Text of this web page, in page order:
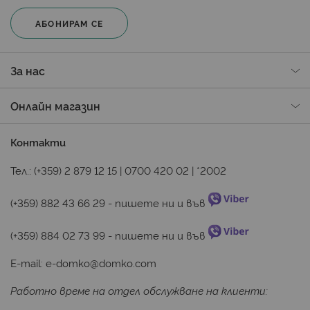
АБОНИРАМ СЕ
За нас
Онлайн магазин
Контакти
Тел.: (+359) 2 879 12 15 | 0700 420 02 | *2002
(+359) 882 43 66 29 - пишете ни и във
(+359) 884 02 73 99 - пишете ни и във
E-mail: e-domko@domko.com
Работно време на отдел обслужване на клиенти: